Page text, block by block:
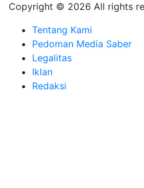
Copyright © 2026 All rights
Tentang Kami
Pedoman Media Saber
Legalitas
Iklan
Redaksi